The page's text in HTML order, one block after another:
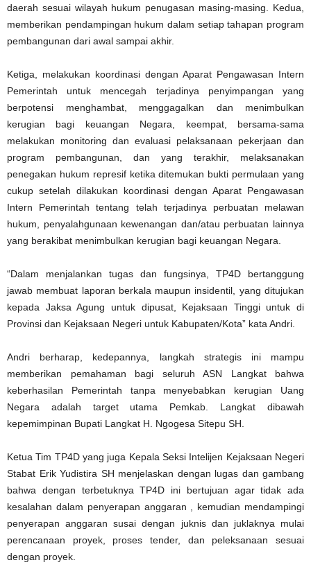
daerah sesuai wilayah hukum penugasan masing-masing. Kedua,
memberikan pendampingan hukum dalam setiap tahapan program
pembangunan dari awal sampai akhir.
Ketiga, melakukan koordinasi dengan Aparat Pengawasan Intern
Pemerintah untuk mencegah terjadinya penyimpangan yang
berpotensi menghambat, menggagalkan dan menimbulkan
kerugian bagi keuangan Negara, keempat, bersama-sama
melakukan monitoring dan evaluasi pelaksanaan pekerjaan dan
program pembangunan, dan yang terakhir, melaksanakan
penegakan hukum represif ketika ditemukan bukti permulaan yang
cukup setelah dilakukan koordinasi dengan Aparat Pengawasan
Intern Pemerintah tentang telah terjadinya perbuatan melawan
hukum, penyalahgunaan kewenangan dan/atau perbuatan lainnya
yang berakibat menimbulkan kerugian bagi keuangan Negara.
“Dalam menjalankan tugas dan fungsinya, TP4D bertanggung
jawab membuat laporan berkala maupun insidentil, yang ditujukan
kepada Jaksa Agung untuk dipusat, Kejaksaan Tinggi untuk di
Provinsi dan Kejaksaan Negeri untuk Kabupaten/Kota” kata Andri.
Andri berharap, kedepannya, langkah strategis ini mampu
memberikan pemahaman bagi seluruh ASN Langkat bahwa
keberhasilan Pemerintah tanpa menyebabkan kerugian Uang
Negara adalah target utama Pemkab. Langkat dibawah
kepemimpinan Bupati Langkat H. Ngogesa Sitepu SH.
Ketua Tim TP4D yang juga Kepala Seksi Intelijen Kejaksaan Negeri
Stabat Erik Yudistira SH menjelaskan dengan lugas dan gambang
bahwa dengan terbetuknya TP4D ini bertujuan agar tidak ada
kesalahan dalam penyerapan anggaran , kemudian mendampingi
penyerapan anggaran susai dengan juknis dan juklaknya mulai
perencanaan proyek, proses tender, dan peleksanaan sesuai
dengan proyek.